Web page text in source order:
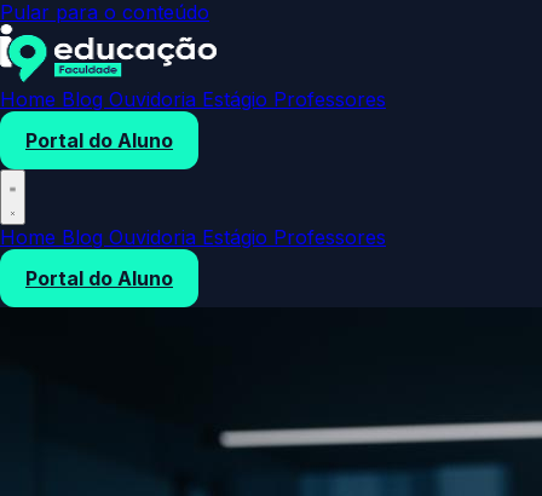
Pular para o conteúdo
Home Blog Ouvidoria Estágio Professores
Portal do Aluno
Home Blog Ouvidoria Estágio Professores
Portal do Aluno